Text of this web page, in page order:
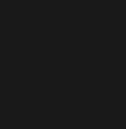
nueva ventana)
ventana)